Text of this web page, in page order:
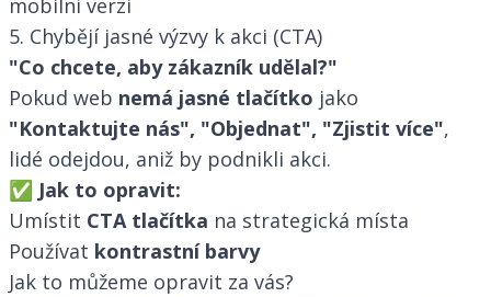
mobilní verzi
5. Chybějí jasné výzvy k akci (CTA)
"Co chcete, aby zákazník udělal?"
Pokud web nemá jasné tlačítko jako
"Kontaktujte nás", "Objednat", "Zjistit více",
lidé odejdou, aniž by podnikli akci.
✅ Jak to opravit:
Umístit CTA tlačítka na strategická místa
Používat kontrastní barvy
Jak to můžeme opravit za vás?